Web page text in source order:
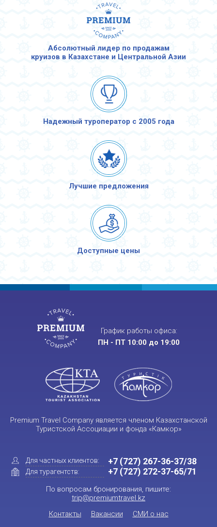
Абсолютный лидер по продажам
круизов в Казахстане и Центральной Азии
Надежный туроператор с 2005 года
Лучшие предложения
Доступные цены
График работы офиса:
ПН - ПТ 10:00 до 19:00
Premium Travel Company является членом Казахстанской
Туристской Ассоциации и фонда «Камкор»
Для частных клиентов:
Для турагентств:
+7 (727) 267-36-37/38
+7 (727) 272-37-65/71
По вопросам бронирования, пишите:
trip@premiumtravel.kz
Контакты
Вакансии СМИ о нас